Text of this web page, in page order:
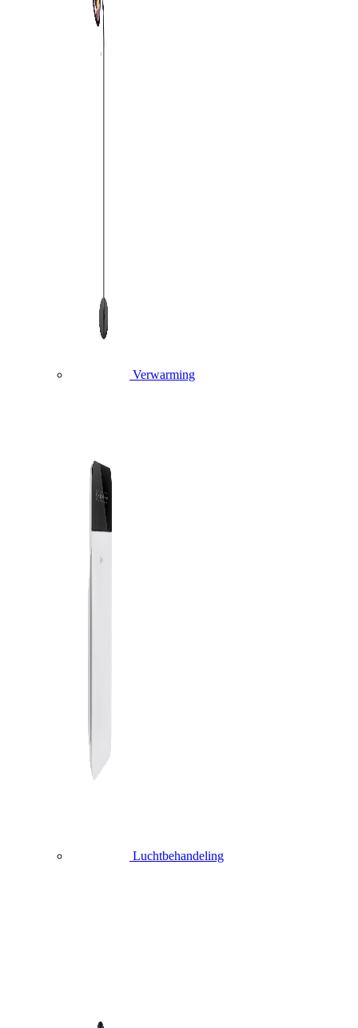
Verwarming
Luchtbehandeling